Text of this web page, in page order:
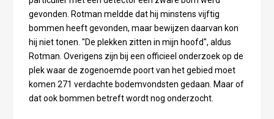
gevonden. Rotman meldde dat hij minstens vijftig
bommen heeft gevonden, maar bewijzen daarvan kon
hij niet tonen. "De plekken zitten in mijn hoofd", aldus
Rotman. Overigens zijn bij een officieel onderzoek op de
plek waar de zogenoemde poort van het gebied moet
komen 271 verdachte bodemvondsten gedaan. Maar of
dat ook bommen betreft wordt nog onderzocht.